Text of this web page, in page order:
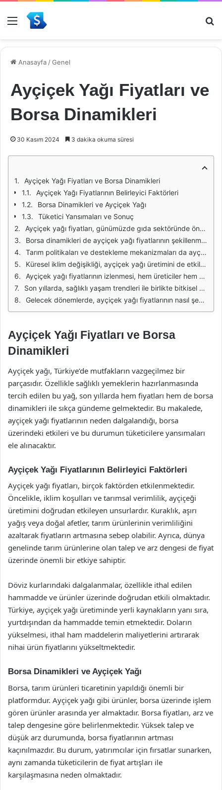
Menü
Anasayfa /Genel
Ayçiçek Yağı Fiyatları ve
Borsa Dinamikleri
30 Kasım 2024 3 dakika okuma süresi
Ayçiçek Yağı Fiyatları ve Borsa Dinamikleri
Ayçiçek Yağı Fiyatlarının Belirleyici Faktörleri
Borsa Dinamikleri ve Ayçiçek Yağı
Tüketici Yansımaları ve Sonuç
Ayçiçek yağı fiyatları, günümüzde gıda sektöründe önemli bir yere sahip olan temel bir üründür. Fiyatlar, hem yerel hem de küresel pazardaki dinamiklere bağlı olarak sürekli değişiklik göstermektedir. Üretim maliyetleri, döviz kurları, iklim koşulları ve tarımsal verimlilik gibi faktörler, ayçiçek yağı fiyatlarının belirlenmesinde etkili olmaktadır. Özellikle, döviz kurlarındaki dalgalanmalar, ithalat bağımlı olan Türkiye gibi ülkelerde fiyatların artmasına sebep olabilmektedir.
Borsa dinamikleri de ayçiçek yağı fiyatlarının şekillenmesinde önemli bir rol oynamaktadır. Tarım ürünlerinin borsa fiyatları, arz ve talep dengesine göre değişkenlik gösterir. Yüksek talep dönemlerinde fiyatlar artarken, düşük talep dönemlerinde ise fiyatlar düşebilir. Ayrıca, piyasa spekülasyonları da fiyat hareketlerini etkileyen bir diğer faktördür. Yatırımcıların borsa üzerindeki beklentileri, ayçiçek yağı gibi ürünlerin fiyatlarını doğrudan etkileyebilir.
Tarım politikaları ve destekleme mekanizmaları da ayçiçek yağı fiyatları üzerinde belirleyici bir etki yapmaktadır. Hükümetler, yerli üretimi teşvik etmek amacıyla çeşitli destekleme politikaları uygulayabilir. Bu destekler, üreticilerin maliyetlerini düşürerek, nihai ürün fiyatlarını da etkileyebilir. Aynı zamanda, tarımsal ürünlerin ihracatında uygulanan kotalar ve vergiler de fiyatlar üzerinde etki yaratabilmektedir.
Küresel iklim değişikliği, ayçiçek yağı üretimini de etkilemektedir. İklim değişikliği, tarım arazilerinin verimliliğini azaltabilir ve bu durum, ayçiçek yağı fiyatlarını yukarı yönlü etkileyecek bir faktör haline gelebilir. Özellikle sıcak hava dalgaları veya aşırı yağışlar, ayçiçek bitkilerinin gelişimini olumsuz etkileyebilir. Bu nedenle, iklim koşullarındaki değişiklikler, piyasalardaki belirsizlikleri artırarak fiyatların dalgalanmasına neden olabilir.
Ayçiçek yağı fiyatlarının izlenmesi, hem üreticiler hem de tüketiciler için büyük önem taşımaktadır. Üreticiler, maliyetlerini kontrol etmek ve karlılıklarını artırmak amacıyla piyasa dinamiklerini takip etmelidir. Tüketiciler ise, fiyat artışlarından etkilenmemek için alternatif ürünleri değerlendirme yoluna gidebilirler. Bu durum, ayçiçek yağı talebinde değişikliklere yol açabilir ve bu da borsa dinamiklerini etkileyebilir.
Son yıllarda, sağlıklı yaşam trendleri ile birlikte bitkisel yağlara olan talep artmıştır. Ayçiçek yağı, besin değerleri ve sağlık faydaları nedeniyle sıklıkla tercih edilmektedir. Bu durum, ayçiçek yağı fiyatlarını etkileyen bir başka faktör olarak karşımıza çıkmaktadır. Sağlıklı beslenme alışkanlıklarının yaygınlaşması, ayçiçek yağına olan talebi artırarak, fiyatların yükselmesine yol açabilir.
Gelecek dönemlerde, ayçiçek yağı fiyatlarının nasıl şekilleneceği konusunda belirsizlikler devam etmektedir. Piyasa dinamikleri, iklim koşulları, döviz kurları ve tarım politikaları gibi faktörlerin bir araya gelmesi, fiyatların dalgalanmasına neden olabilir. Bu nedenle, hem üreticilerin hem de tüketicilerin, piyasa gelişmelerini dikkatle takip etmesi gerekmektedir.
Ayçiçek Yağı Fiyatları ve Borsa
Dinamikleri
Ayçiçek yağı, Türkiye’de mutfakların vazgeçilmez bir
parçasıdır. Özellikle sağlıklı yemeklerin hazırlanmasında
tercih edilen bu yağ, son yıllarda hem fiyatları hem de borsa
dinamikleri ile sıkça gündeme gelmektedir. Bu makalede,
ayçiçek yağı fiyatlarının neden dalgalandığı, borsa
üzerindeki etkileri ve bu durumun tüketicilere yansımaları
ele alınacaktır.
Ayçiçek Yağı Fiyatlarının Belirleyici Faktörleri
Ayçiçek yağı fiyatları, birçok faktörden etkilenmektedir.
Öncelikle, iklim koşulları ve tarımsal verimlilik, ayçiçeği
üretimini doğrudan etkileyen unsurlardır. Kuraklık, aşırı
yağış veya doğal afetler, tarım ürünlerinin verimliliğini
azaltarak fiyatların artmasına sebep olabilir. Ayrıca, dünya
genelinde tarım ürünlerine olan talep ve arz dengesi de fiyat
üzerinde önemli bir etkiye sahiptir.
Döviz kurlarındaki dalgalanmalar, özellikle ithal edilen
hammadde ve ürünler üzerinde doğrudan etkili olmaktadır.
Türkiye, ayçiçek yağı üretiminde yerli kaynakların yanı sıra,
yurtdışından da hammadde temin etmektedir. Doların
yükselmesi, ithal ham maddelerin maliyetlerini artırarak
nihai ürün fiyatlarını yükseltmektedir.
Borsa Dinamikleri ve Ayçiçek Yağı
Borsa, tarım ürünleri ticaretinin yapıldığı önemli bir
platformdur. Ayçiçek yağı gibi ürünler, borsa üzerinde işlem
gören ürünler arasında yer almaktadır. Borsa fiyatları, arz ve
talep dengesine göre belirlenmektedir. Yüksek talep ve
düşük arz durumunda, borsa fiyatlarının artması
kaçınılmazdır. Bu durum, yatırımcılar için fırsatlar sunarken,
aynı zamanda tüketicilerin de fiyat artışları ile
karşılaşmasına neden olmaktadır.